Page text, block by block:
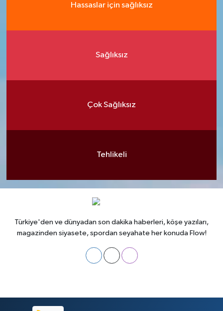
Hassaslar için sağlıksız
Sağlıksız
Çok Sağlıksız
Tehlikeli
Türkiye'den ve dünyadan son dakika haberleri, köşe yazıları,
magazinden siyasete, spordan seyahate her konuda Flow!